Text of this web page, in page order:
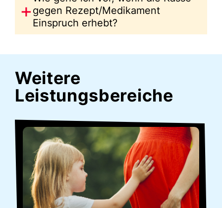
gegen Rezept/Medikament
Einspruch erhebt?
Weitere
Leistungsbereiche